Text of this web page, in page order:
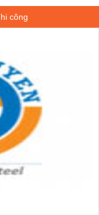
công